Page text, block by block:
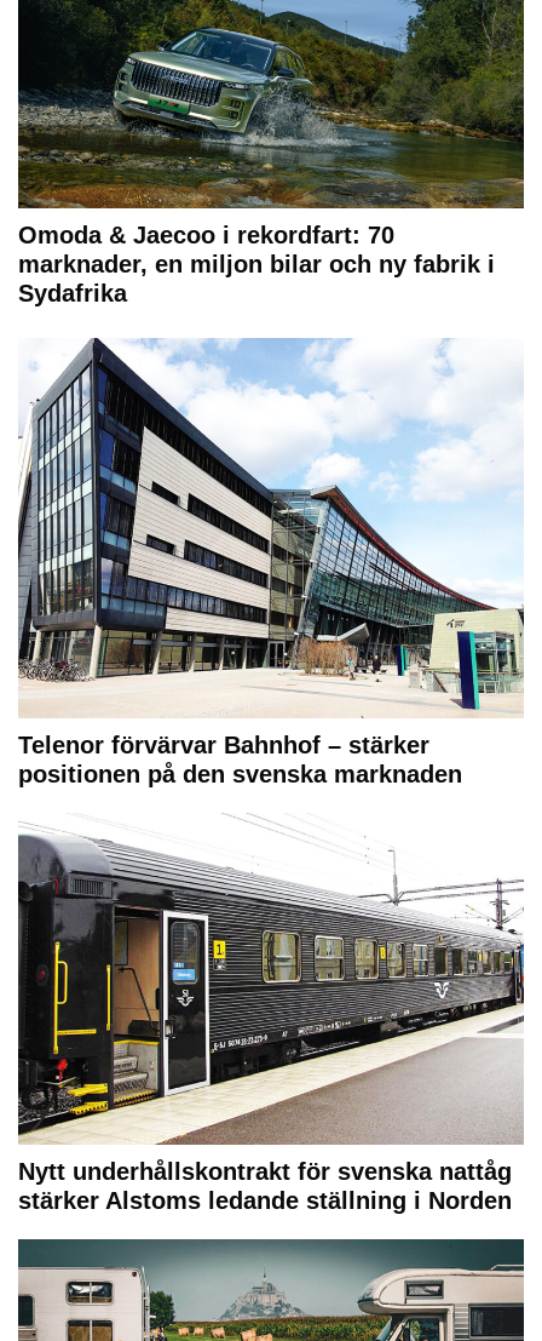
Omoda & Jaecoo i rekordfart: 70
marknader, en miljon bilar och ny fabrik i
Sydafrika
Telenor förvärvar Bahnhof – stärker
positionen på den svenska marknaden
Nytt underhållskontrakt för svenska nattåg
stärker Alstoms ledande ställning i Norden